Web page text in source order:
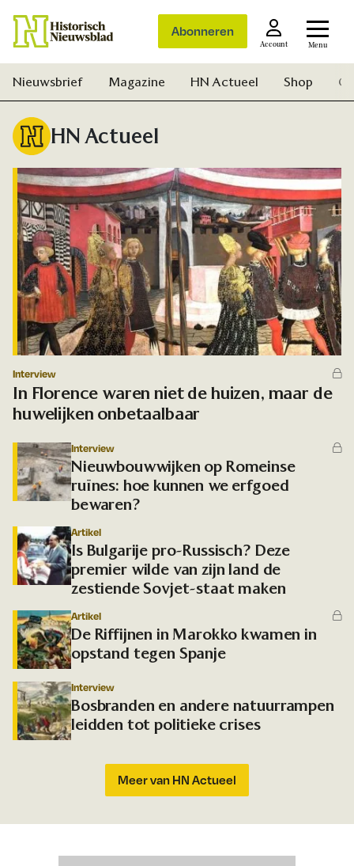
Abonneren
Account Menu
Zoek
Nieuwsbrief Magazine HN Actueel Shop
HN Actueel
Interview
In Florence waren niet de huizen, maar de
huwelijken onbetaalbaar
Interview
Nieuwbouwwijken op Romeinse
ruïnes: hoe kunnen we erfgoed
bewaren?
Artikel
Is Bulgarije pro-Russisch? Deze
premier wilde van zijn land de
zestiende Sovjet-staat maken
Artikel
De Riffijnen in Marokko kwamen in
opstand tegen Spanje
Interview
Bosbranden en andere natuurrampen
leidden tot politieke crises
Meer van HN Actueel